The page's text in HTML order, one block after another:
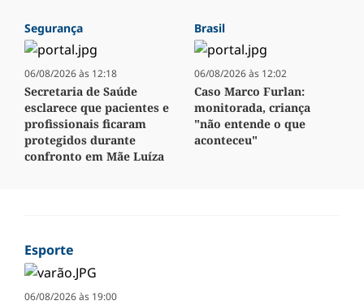
Segurança
06/08/2026 às 12:18
Secretaria de Saúde
esclarece que pacientes e
profissionais ficaram
protegidos durante
confronto em Mãe Luíza
Brasil
06/08/2026 às 12:02
Caso Marco Furlan:
monitorada, criança
"não entende o que
aconteceu"
Esporte
06/08/2026 às 19:00